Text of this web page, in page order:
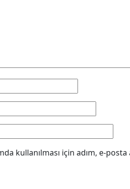
kullanılması için adım, e-